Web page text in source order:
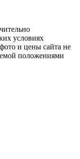
условиях
и цены сайта не
положениями